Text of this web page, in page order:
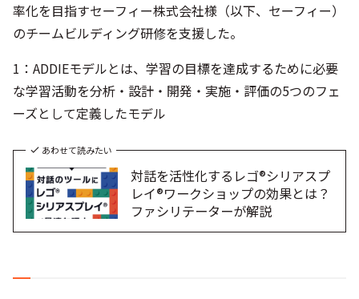
率化を目指すセーフィー株式会社様（以下、セーフィー）
のチームビルディング研修を支援した。
1：ADDIEモデルとは、学習の目標を達成するために必要
な学習活動を分析・設計・開発・実施・評価の5つのフェ
ーズとして定義したモデル
あわせて読みたい
対話を活性化するレゴ®シリアスプ
レイ®ワークショップの効果とは？
ファシリテーターが解説